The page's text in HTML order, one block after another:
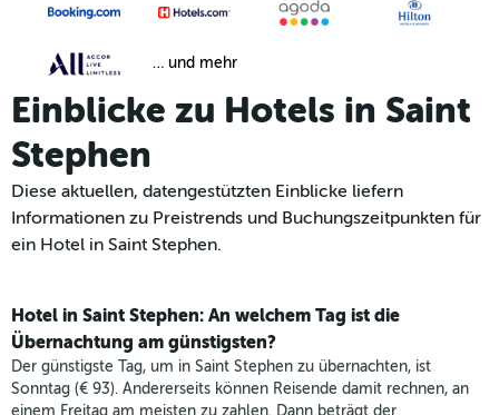
… und mehr
Einblicke zu Hotels in Saint
Stephen
Diese aktuellen, datengestützten Einblicke liefern
Informationen zu Preistrends und Buchungszeitpunkten für
ein Hotel in Saint Stephen.
Hotel in Saint Stephen: An welchem Tag ist die
Übernachtung am günstigsten?
Der günstigste Tag, um in Saint Stephen zu übernachten, ist
Sonntag (€ 93). Andererseits können Reisende damit rechnen, an
einem Freitag am meisten zu zahlen. Dann beträgt der